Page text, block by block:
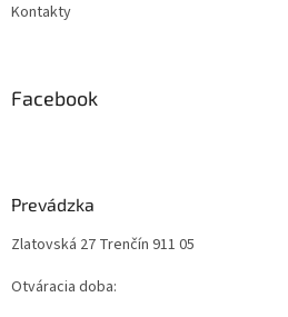
Kontakty
Facebook
Prevádzka
Zlatovská 27 Trenčín 911 05
Otváracia doba: